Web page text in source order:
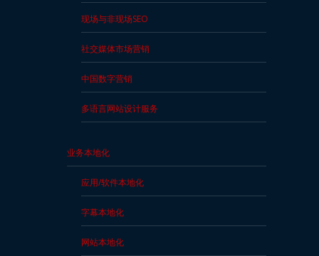
现场与非现场SEO
社交媒体市场营销
中国数字营销
多语言网站设计服务
业务本地化
应用/软件本地化
字幕本地化
网站本地化